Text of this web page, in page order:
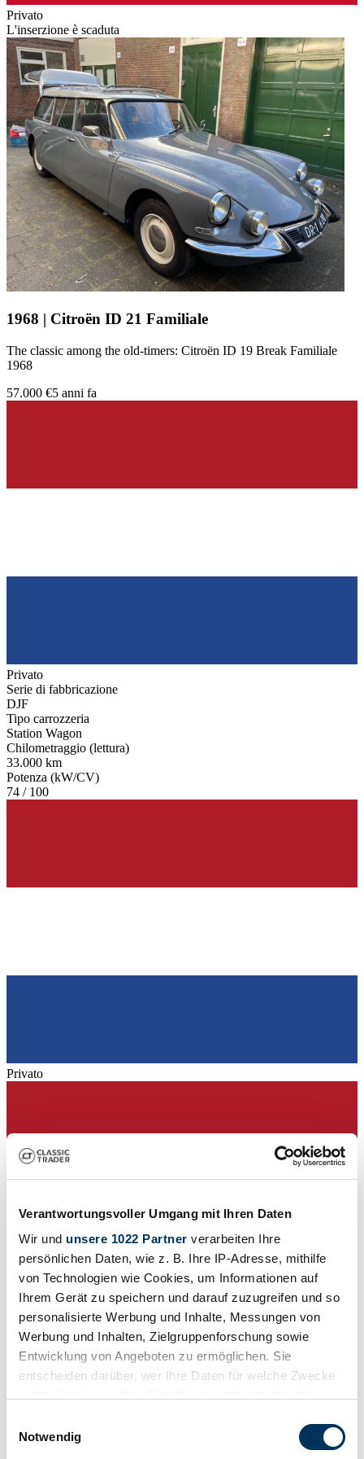
Verantwortungsvoller Umgang mit Ihren Daten
Wir und unsere 1022 Partner verarbeiten Ihre
persönlichen Daten, wie z. B. Ihre IP-Adresse, mithilfe
von Technologien wie Cookies, um Informationen auf
Ihrem Gerät zu speichern und darauf zuzugreifen und so
personalisierte Werbung und Inhalte, Messungen von
Werbung und Inhalten, Zielgruppenforschung sowie
Entwicklung von Angeboten zu ermöglichen. Sie
entscheiden darüber, wer Ihre Daten für welche Zwecke
Trigger Symbol ändern oder widerrufen
Notwendig
Privato
L'inserzione è scaduta
1968 | Citroën ID 21 Familiale
The classic among the old-timers: Citroën ID 19 Break Familiale
1968
57.000 €5 anni fa
Privato
Serie di fabbricazione
DJF
Tipo carrozzeria
Station Wagon
Chilometraggio (lettura)
33.000 km
Potenza (kW/CV)
74 / 100
Privato
Privato
L'inserzione è scaduta